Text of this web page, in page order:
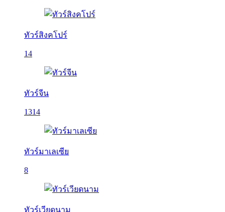
ทัวร์สิงคโปร์
14
ทัวร์จีน
1314
ทัวร์มาเลเซีย
8
ทัวร์เวียดนาม